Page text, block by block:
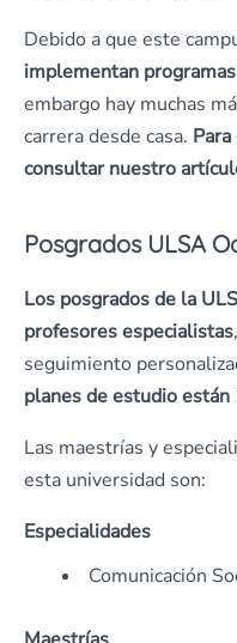
Debido a que este
implementan
embargo hay muchas
carrera desde casa.
consultar nuestro
Posgrados ULSA
Los posgrados de la
profesores especialistas
seguimiento
planes de estudio
Las maestrías y
esta universidad son:
Especialidades
Comunicación